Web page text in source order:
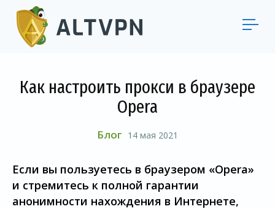
Как настроить прокси в браузере
Opera
Блог 14 мая 2021
Если вы пользуетесь в браузером «Opera»
и стремитесь к полной гарантии
анонимности нахождения в Интернете,